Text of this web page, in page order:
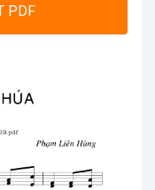
PDF